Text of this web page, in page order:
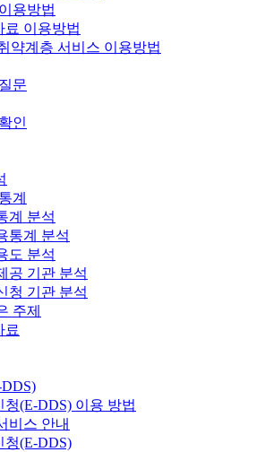
용방법
료 이용방법
약계층 서비스 이용방법
문
인
계
계 분석
통계 분석
도 분석
공 기관 분석
청 기관 분석
주제
료
(E-DDS) 이용 방법
비스 안내
청(E-DDS)